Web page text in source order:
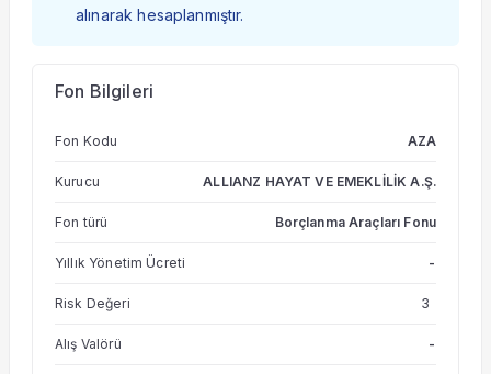
alınarak hesaplanmıştır.
Fon Bilgileri
Fon Kodu AZA
Kurucu ALLIANZ HAYAT VE EMEKLİLİK A.Ş.
Fon türü Borçlanma Araçları Fonu
Yıllık Yönetim Ücreti -
Risk Değeri 3
Alış Valörü -